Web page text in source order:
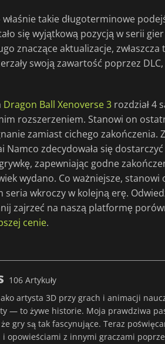
takie długoterminowe
się wyjątkową pozycją w serii
znaczące aktualizacje,
swoją zawartość poprzez
Dragon Ball Xenoverse 3 rozdział 4
rozszerzeniem. Stanowi on
zamiast cichego zakończenia.
zdecydowała się
zapewniając godne
wydano. Co ważniejsze,
wkroczy w kolejną erę.
zajrzeć na naszą platformę
cenie.
106 Artykuły
artysta 3D przy grach i animacji
— to żywe historie. Moja prawdziwa
gry są tak fascynujące. Teraz
opowieściami z innymi graczami